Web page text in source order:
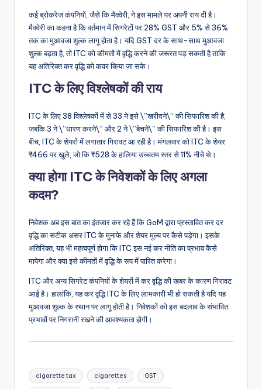
कई ब्रोकरेज कंपनियों, जैसे कि मैक्वेरी, ने इस मामले पर अपनी राय दी है।
मैक्वेरी का कहना है कि वर्तमान में सिगरेटों पर 28% GST और 5% से 36%
तक का मुआवजा शुल्क लागू होता है। यदि GST दर के साथ-साथ मुआवजा
शुल्क बढ़ता है, तो ITC को कीमतों में वृद्धि करने की जरूरत पड़ सकती है ताकि
यह अतिरिक्त कर वृद्धि को कवर किया जा सके।
ITC के लिए विश्लेषकों की राय
ITC के लिए 38 विश्लेषकों में से 33 ने इसे \”खरीदने\” की सिफारिश की है,
जबकि 3 ने \”धारण करने\” और 2 ने \”बेचने\” की सिफारिश की है। इस
बीच, ITC के शेयरों में लगातार गिरावट आ रही है। मंगलवार को ITC के शेयर
₹466 पर खुले, जो कि ₹528 के हालिया उच्चतम स्तर से 11% नीचे थे।
क्या होगा ITC के निवेशकों के लिए अगला
कदम?
निवेशक अब इस बात का इंतजार कर रहे हैं कि GoM द्वारा प्रस्तावित कर दर
वृद्धि का सटीक असर ITC के मुनाफे और शेयर मूल्य पर कैसे पड़ेगा। इसके
अतिरिक्त, यह भी महत्वपूर्ण होगा कि ITC इस नई कर नीति का प्रभाव कैसे
मापेगा और क्या इसे कीमतों में वृद्धि के रूप में पारित करेगा।
ITC और अन्य सिगरेट कंपनियों के शेयरों में कर वृद्धि की खबर के कारण गिरावट
आई है। हालांकि, यह कर वृद्धि ITC के लिए लाभकारी भी हो सकती है यदि यह
मुआवजा शुल्क के स्थान पर लागू होती है। निवेशकों को इस बदलाव के संभावित
प्रभावों पर निगरानी रखने की आवश्यकता होगी।
Tags:
cigarette tax cigarettes GST